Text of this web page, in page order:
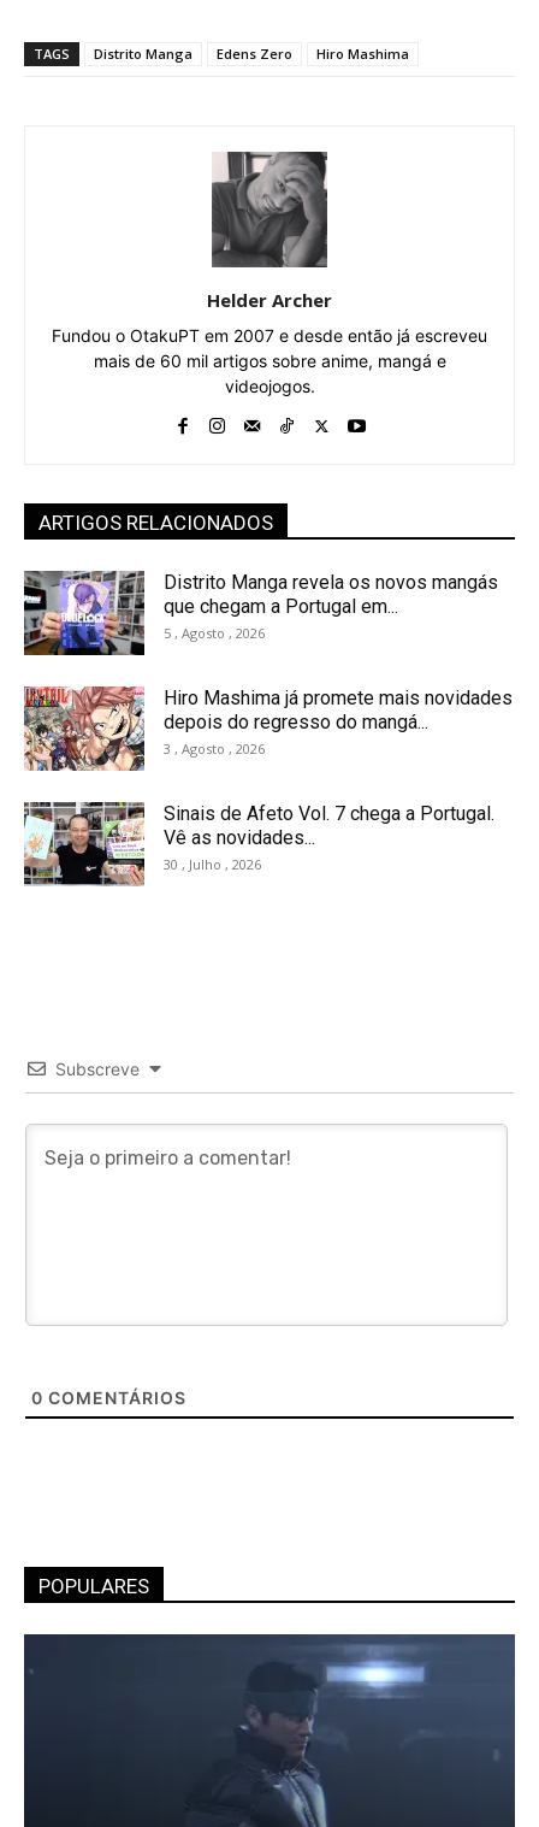
TAGS Distrito Manga Edens Zero Hiro Mashima
Helder Archer
Fundou o OtakuPT em 2007 e desde então já escreveu
mais de 60 mil artigos sobre anime, mangá e
videojogos.
ARTIGOS RELACIONADOS
Distrito Manga revela os novos mangás
que chegam a Portugal em...
5 , Agosto , 2026
Hiro Mashima já promete mais novidades
depois do regresso do mangá...
3 , Agosto , 2026
Sinais de Afeto Vol. 7 chega a Portugal.
Vê as novidades...
30 , Julho , 2026
Subscreve
0 COMENTÁRIOS
POPULARES